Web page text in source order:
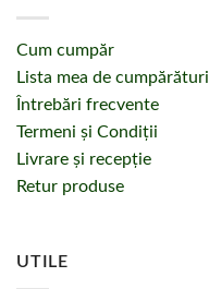
Cum cumpăr
Lista mea de cumpărături
Întrebări frecvente
Termeni și Condiții
Livrare și recepție
Retur produse
UTILE